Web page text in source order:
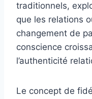
traditionnels,
que les relations
changement de
conscience
l’authenticité
Le concept de